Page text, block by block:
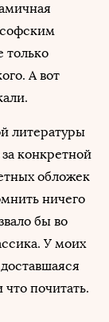
только
А вот
литературы
конкретной
обложек
ничего
бы во
У моих
почитать.